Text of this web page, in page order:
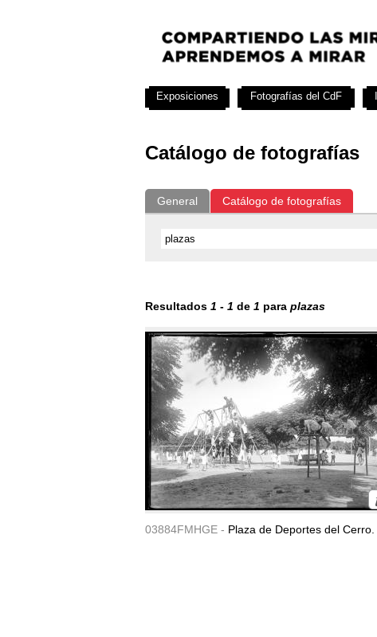
Catálogo de fotografías
General Catálogo de fotografías
Resultados 1 - 1 de 1 para plazas
03884FMHGE - Plaza de Deportes del Cerro.
Exposiciones Fotografías del CdF